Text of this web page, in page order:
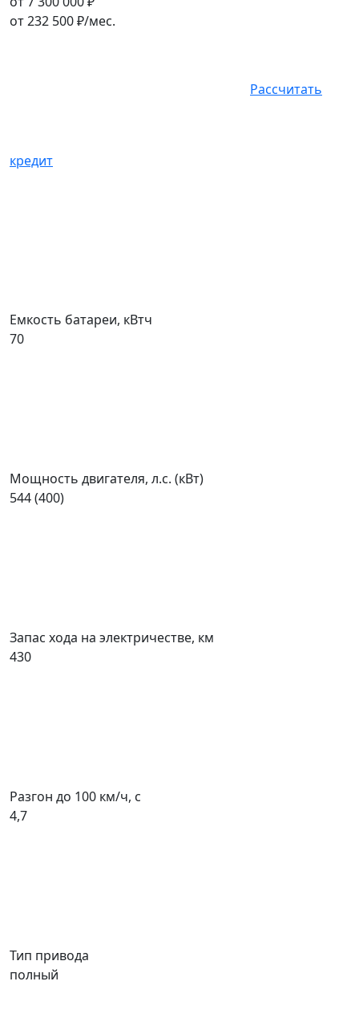
от232 500₽/мес.
Рассчитать
кредит
Емкость батареи, кВтч
70
Мощность двигателя, л.с. (кВт)
544 (400)
Запас хода на электричестве, км
430
Разгон до 100 км/ч, с
4,7
Тип привода
полный